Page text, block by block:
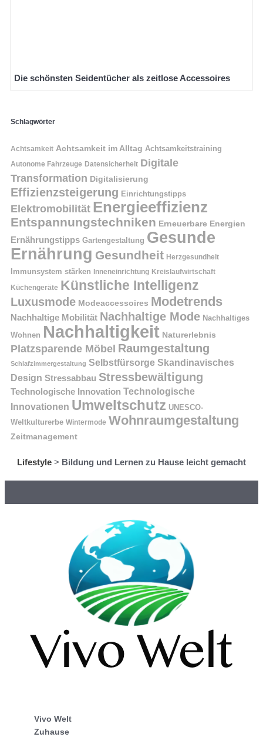
Die schönsten Seidentücher als zeitlose Accessoires
Schlagwörter
Achtsamkeit Achtsamkeit im Alltag Achtsamkeitstraining
Autonome Fahrzeuge Datensicherheit Digitale
Transformation Digitalisierung
Effizienzsteigerung Einrichtungstipps
Elektromobilität Energieeffizienz
Entspannungstechniken Erneuerbare Energien
Ernährungstipps Gartengestaltung Gesunde
Ernährung Gesundheit Herzgesundheit
Immunsystem stärken Inneneinrichtung Kreislaufwirtschaft
Küchengeräte Künstliche Intelligenz
Luxusmode Modeaccessoires Modetrends
Nachhaltige Mobilität Nachhaltige Mode Nachhaltiges
Wohnen Nachhaltigkeit Naturerlebnis
Platzsparende Möbel Raumgestaltung
Schlafzimmergestaltung Selbstfürsorge Skandinavisches
Design Stressabbau Stressbewältigung
Technologische Innovation Technologische
Innovationen Umweltschutz UNESCO-
Weltkulturerbe Wintermode Wohnraumgestaltung
Zeitmanagement
Lifestyle > Bildung und Lernen zu Hause leicht gemacht
Vivo Welt
Zuhause